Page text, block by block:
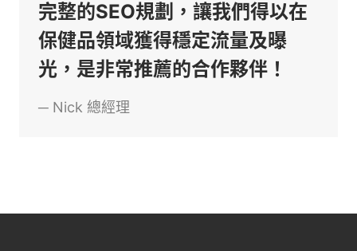
完整的SEO規劃，讓我們得以在
保健品領域獲得穩定流量及曝
光，是非常推薦的合作夥伴！
─ Nick 總經理